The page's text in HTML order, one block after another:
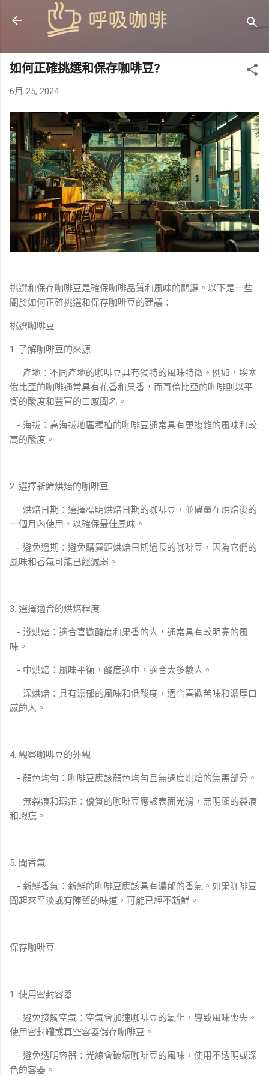
跳到主要內容
如何正確挑選和保存咖啡豆?
6月 25, 2024
挑選和保存咖啡豆是確保咖啡品質和風味的關鍵。以下是一些
關於如何正確挑選和保存咖啡豆的建議：
挑選咖啡豆
1. 了解咖啡豆的來源
- 產地：不同產地的咖啡豆具有獨特的風味特徵。例如，埃塞
俄比亞的咖啡通常具有花香和果香，而哥倫比亞的咖啡則以平
衡的酸度和豐富的口感聞名。
- 海拔：高海拔地區種植的咖啡豆通常具有更複雜的風味和較
高的酸度。
2. 選擇新鮮烘焙的咖啡豆
- 烘焙日期：選擇標明烘焙日期的咖啡豆，並儘量在烘焙後的
一個月內使用，以確保最佳風味。
- 避免過期：避免購買距烘焙日期過長的咖啡豆，因為它們的
風味和香氣可能已經減弱。
3. 選擇適合的烘焙程度
- 淺烘焙：適合喜歡酸度和果香的人，通常具有較明亮的風
味。
- 中烘焙：風味平衡，酸度適中，適合大多數人。
- 深烘焙：具有濃郁的風味和低酸度，適合喜歡苦味和濃厚口
感的人。
4. 觀察咖啡豆的外觀
- 顏色均勻：咖啡豆應該顏色均勻且無過度烘焙的焦黑部分。
- 無裂痕和瑕疵：優質的咖啡豆應該表面光滑，無明顯的裂痕
和瑕疵。
5. 聞香氣
- 新鮮香氣：新鮮的咖啡豆應該具有濃郁的香氣。如果咖啡豆
聞起來平淡或有陳舊的味道，可能已經不新鮮。
保存咖啡豆
1. 使用密封容器
- 避免接觸空氣：空氣會加速咖啡豆的氧化，導致風味喪失。
使用密封罐或真空容器儲存咖啡豆。
- 避免透明容器：光線會破壞咖啡豆的風味，使用不透明或深
色的容器。